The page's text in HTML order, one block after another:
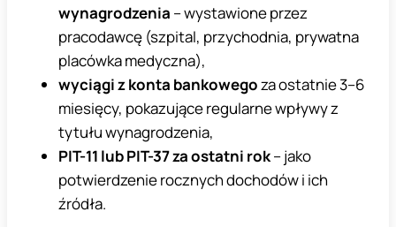
wynagrodzenia – wystawione przez
pracodawcę (szpital, przychodnia, prywatna
placówka medyczna),
wyciągi z konta bankowegoza ostatnie 3–6
miesięcy, pokazujące regularne wpływy z
tytułu wynagrodzenia,
PIT-11 lub PIT-37 za ostatni rok– jako
potwierdzenie rocznych dochodów i ich
źródła.